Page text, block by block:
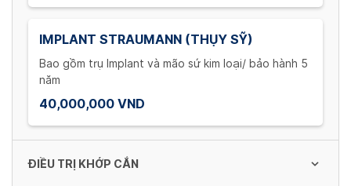
IMPLANT STRAUMANN (THỤY SỸ)
Bao gồm trụ Implant và mão sứ kim loại/ bảo hành 5
năm
40,000,000 VND
ĐIỀU TRỊ KHỚP CẮN